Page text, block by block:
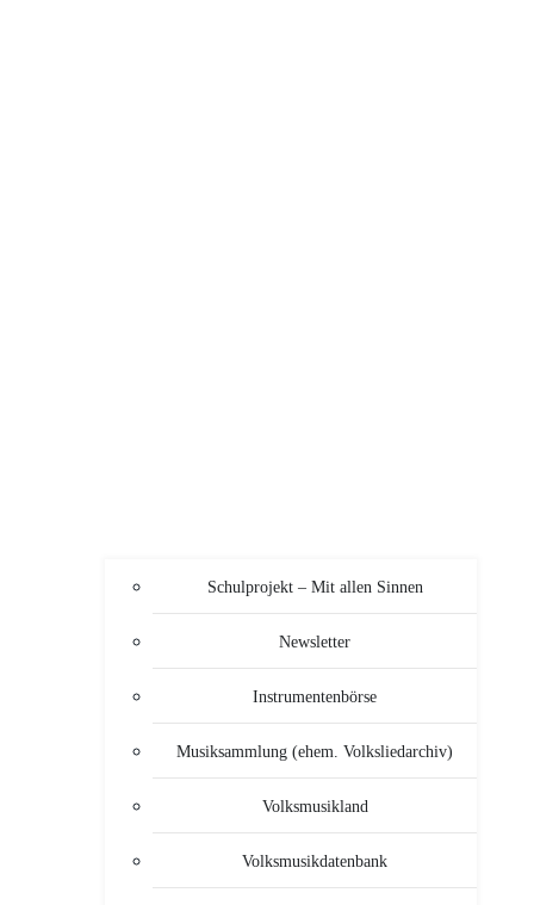
Schulprojekt – Mit allen Sinnen
Newsletter
Instrumentenbörse
Musiksammlung (ehem. Volksliedarchiv)
Volksmusikland
Volksmusikdatenbank